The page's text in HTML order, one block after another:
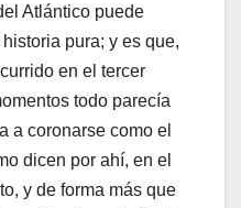
Atlántico puede
pura; y es que,
en el tercer
todo parecía
a coronarse como el
dicen por ahí, en el
y de forma más que